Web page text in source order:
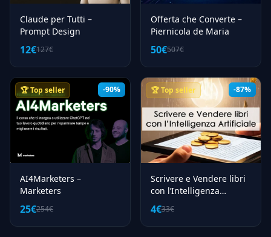
Claude per Tutti –
Prompt Design
12€127€
Offerta che Converte –
Piernicola de Maria
50€507€
-90%
🏆 Top seller
AI4Marketers –
Marketers
25€254€
-87%
🏆 Top seller
Scrivere e Vendere libri
con l’Intelligenza
Artificiale – Andrea
Zamuner Cervi
4€33€